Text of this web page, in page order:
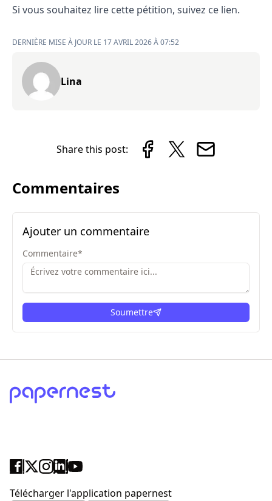
Si vous souhaitez lire cette pétition, suivez ce lien.
DERNIÈRE MISE À JOUR LE 17 AVRIL 2026 À 07:52
Lina
Share this post:
Commentaires
Ajouter un commentaire
Commentaire*
Soumettre
Télécharger l'application papernest